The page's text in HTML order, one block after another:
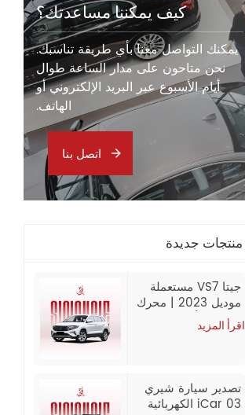
كيف يمكننا مساعدتك؟
يمكنك التواصل معنا بأي طريقة تناسبك.
نحن متاحون على مدار الساعة طوال
أيام الأسبوع عبر البريد الإلكتروني أو
الهاتف.
اتصل بنا
منتجات جديدة
جيتا VS7 مستعملة
موديل 2023 | محرك
اقرأ المزيد
تصدير سيارة شيري
iCar 03 الكهربائية